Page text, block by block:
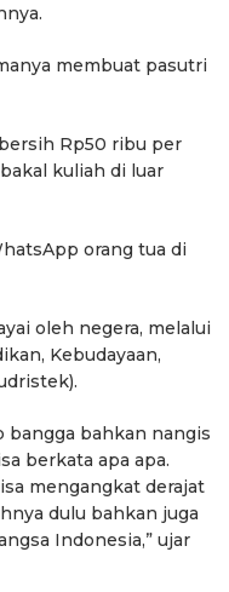
membuat pasutri
Rp50 ribu per
kuliah di luar
orang tua di
oleh negera, melalui
Kebudayaan,
bangga bahkan nangis
berkata apa apa.
mengangkat derajat
dulu bahkan juga
Indonesia,” ujar